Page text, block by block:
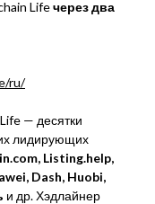
Lifeчерез два
ru/
— десятки
лидирующих
Listing.help,
Dash, Huobi,
и др. Хэдлайнер